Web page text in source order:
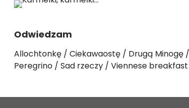
Odwiedzam
Allochtonkę Ciekawaostę Drugą Minogę
Peregrino
Sad rzeczy Viennese breakfast